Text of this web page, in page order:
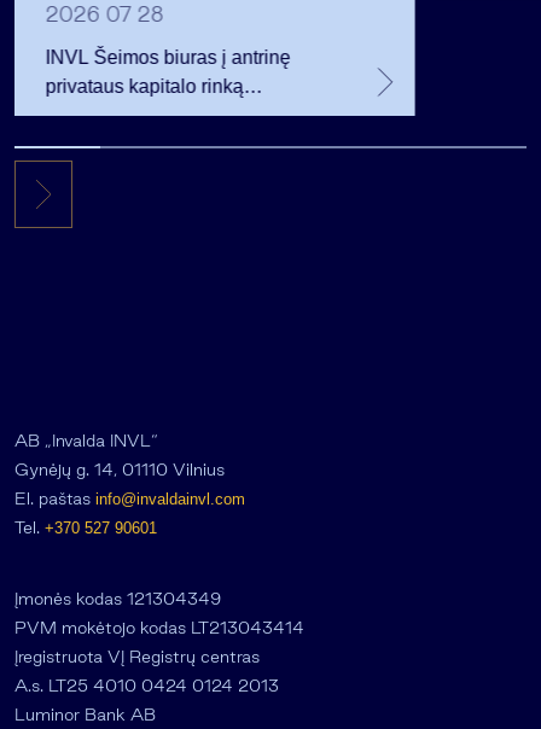
2026 07 28
INVL Šeimos biuras į antrinę
privataus kapitalo rinką
investuojantį fondą pritraukė 17,4
mln. JAV dolerių
AB „Invalda INVL“
Gynėjų g. 14, 01110 Vilnius
El. paštas info@invaldainvl.com
Tel. +370 527 90601
Įmonės kodas 121304349
PVM mokėtojo kodas LT213043414
Įregistruota VĮ Registrų centras
A.s. LT25 4010 0424 0124 2013
Luminor Bank AB